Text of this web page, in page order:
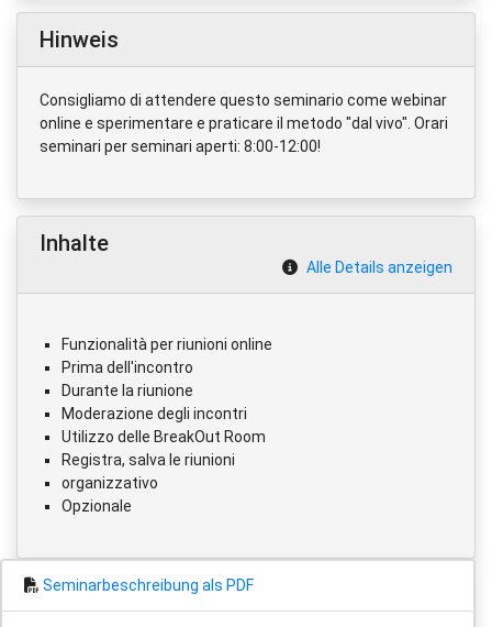
Hinweis
Consigliamo di attendere questo seminario come webinar
online e sperimentare e praticare il metodo "dal vivo". Orari
seminari per seminari aperti: 8:00-12:00!
Inhalte
Alle Details anzeigen
Funzionalità per riunioni online
Prima dell'incontro
Durante la riunione
Moderazione degli incontri
Utilizzo delle BreakOut Room
Registra, salva le riunioni
organizzativo
Opzionale
Seminarbeschreibung als PDF